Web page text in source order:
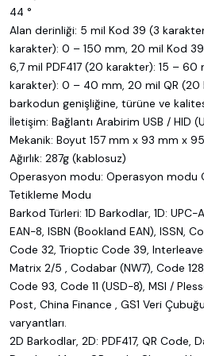
44 °
Alan derinliği: 5 mil Kod 39 (3
karakter): 0 – 150 mm, 20 mil Kod
6,7 mil PDF417 (20 karakter): 15 – 60
karakter): 0 – 40 mm, 20 mil QR (20
barkodun genişliğine, türüne ve
İletişim: Bağlantı Arabirim USB / HID
Mekanik: Boyut 157 mm x 93 mm x
Ağırlık: 287g (kablosuz)
Operasyon modu: Operasyon modu
Tetikleme Modu
Barkod Türleri: 1D Barkodlar, 1D: UPC-
EAN-8, ISBN (Bookland EAN), ISSN,
Code 32, Trioptic Code 39,
Matrix 2/5 , Codabar (NW7), Code 128,
Code 93, Code 11 (USD-8), MSI /
Post, China Finance , GS1 Veri
varyantları.
2D Barkodlar, 2D: PDF417, QR Code,